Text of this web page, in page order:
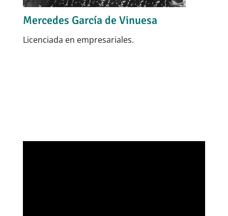
Mercedes García de Vinuesa
Licenciada en empresariales.